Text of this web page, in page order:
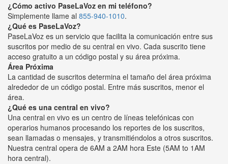
¿Cómo activo PaseLaVoz en mi teléfono?
Simplemente llame al 855-940-1010.
¿Qué es PaseLaVoz?
PaseLaVoz es un servicio que facilita la comunicación entre sus
suscritos por medio de su central en vivo. Cada suscrito tiene
acceso gratuito a un código postal y su área próxima.
Área Próxima
La cantidad de suscritos determina el tamaño del área próxima
alrededor de un código postal. Entre más suscritos, menor el
área.
¿Qué es una central en vivo?
Una central en vivo es un centro de líneas telefónicas con
operarios humanos procesando los reportes de los suscritos,
sean llamadas o mensajes, y transmitiéndolos a otros suscritos.
Nuestra central opera de 6AM a 2AM hora Este (5AM to 1AM
hora central).